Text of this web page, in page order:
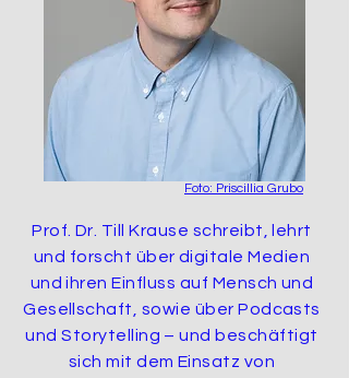
Foto: Priscillia Grubo
Prof. Dr. Till Krause schreibt, lehrt
und forscht über digitale Medien
und ihren Einfluss auf Mensch und
Gesellschaft
, sowie über Podcasts
und Storytelling –und beschäftigt
sich mit dem Einsatz von